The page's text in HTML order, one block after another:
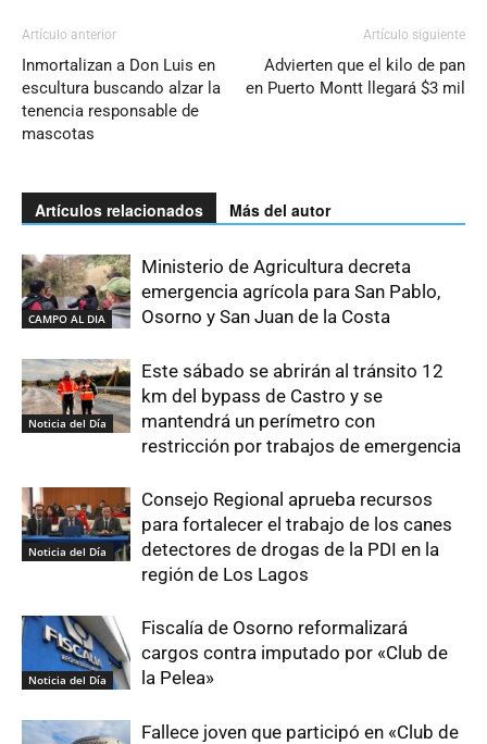
Artículo anterior
Inmortalizan a Don Luis en
escultura buscando alzar la
tenencia responsable de
mascotas
Artículo siguiente
Advierten que el kilo de pan
en Puerto Montt llegará $3 mil
Artículos relacionados Más del autor
CAMPO AL DIA
Ministerio de Agricultura decreta
emergencia agrícola para San Pablo,
Osorno y San Juan de la Costa
Noticia del Día
Este sábado se abrirán al tránsito 12
km del bypass de Castro y se
mantendrá un perímetro con
restricción por trabajos de emergencia
Noticia del Día
Consejo Regional aprueba recursos
para fortalecer el trabajo de los canes
detectores de drogas de la PDI en la
región de Los Lagos
Noticia del Día
Fiscalía de Osorno reformalizará
cargos contra imputado por «Club de
la Pelea»
Fallece joven que participó en «Club de